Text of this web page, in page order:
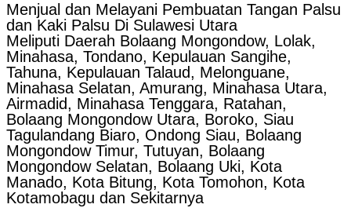
Menjual dan Melayani Pembuatan Tangan Palsu
dan Kaki Palsu Di Sulawesi Utara
Meliputi Daerah Bolaang Mongondow, Lolak,
Minahasa, Tondano, Kepulauan Sangihe,
Tahuna, Kepulauan Talaud, Melonguane,
Minahasa Selatan, Amurang, Minahasa Utara,
Airmadid, Minahasa Tenggara, Ratahan,
Bolaang Mongondow Utara, Boroko, Siau
Tagulandang Biaro, Ondong Siau, Bolaang
Mongondow Timur, Tutuyan, Bolaang
Mongondow Selatan, Bolaang Uki, Kota
Manado, Kota Bitung, Kota Tomohon, Kota
Kotamobagu dan Sekitarnya